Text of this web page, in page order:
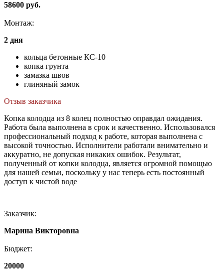
58600 руб.
Монтаж:
2 дня
кольца бетонные КС-10
копка грунта
замазка швов
глиняный замок
Отзыв заказчика
Копка колодца из 8 колец полностью оправдал ожидания.
Работа была выполнена в срок и качественно. Использовался
профессиональный подход к работе, которая выполнена с
высокой точностью. Исполнители работали внимательно и
аккуратно, не допуская никаких ошибок. Результат,
полученный от копки колодца, является огромной помощью
для нашей семьи, поскольку у нас теперь есть постоянный
доступ к чистой воде
Заказчик:
Марина Викторовна
Бюджет:
20000